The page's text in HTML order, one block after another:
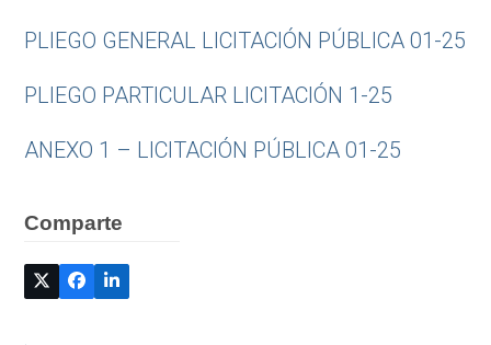
PLIEGO GENERAL LICITACIÓN PÚBLICA 01-25
PLIEGO PARTICULAR LICITACIÓN 1-25
ANEXO 1 – LICITACIÓN PÚBLICA 01-25
Comparte